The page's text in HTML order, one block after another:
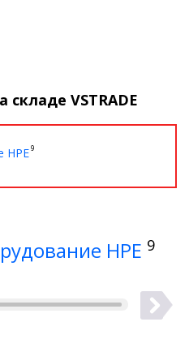
VSTRADE
HPE9
HPE 9